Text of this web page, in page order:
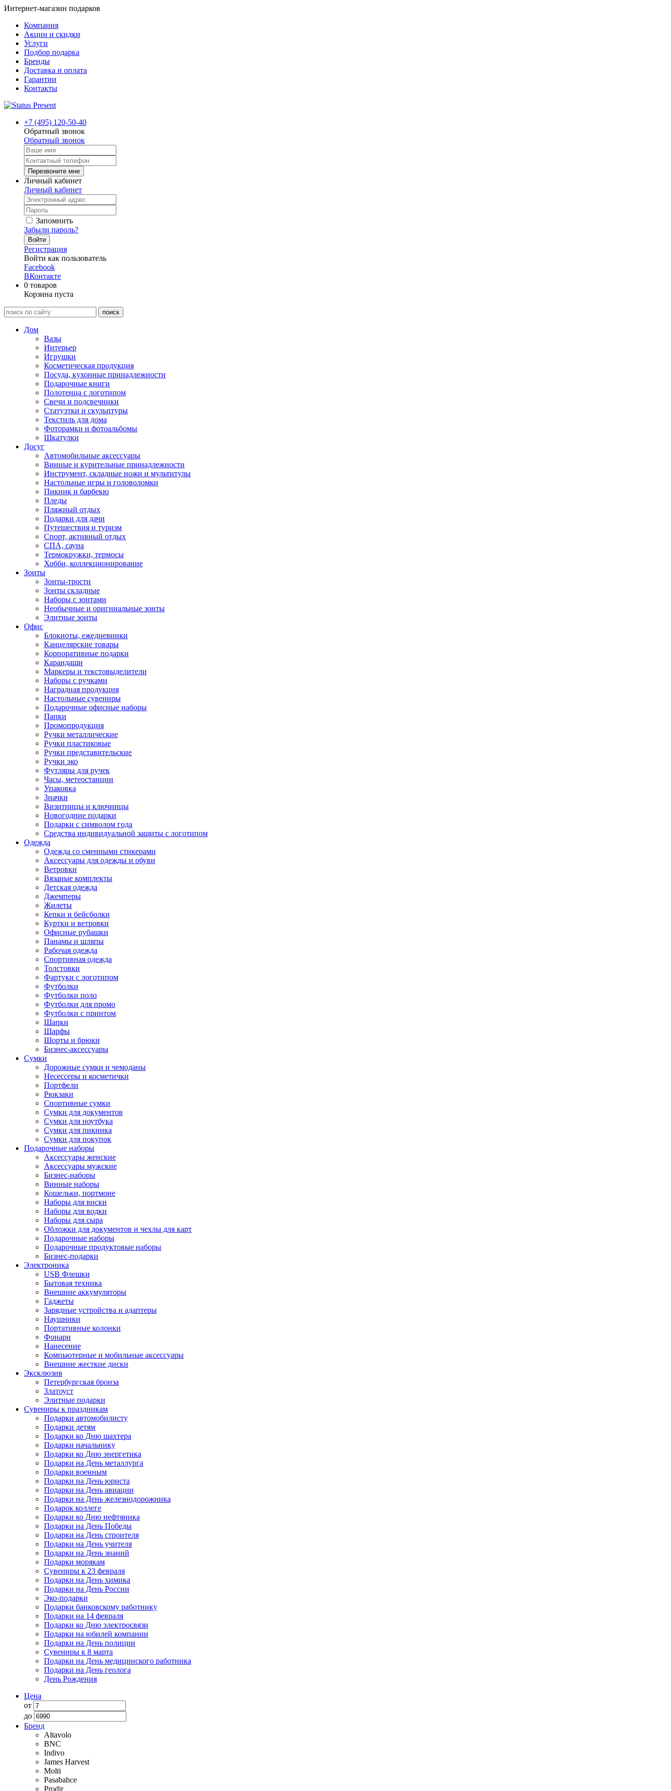
Интернет-магазин подарков
Компания
Акции и скидки
Услуги
Подбор подарка
Бренды
Доставка и оплата
Гарантии
Контакты
+7 (495) 120-50-40
Обратный звонок
Обратный звонок
Перезвоните мне
Личный кабинет
Личный кабинет
Запомнить
Забыли пароль?
Войти
Регистрация
Войти как пользователь
Facebook
ВКонтакте
0 товаров
Корзина пуста
Дом
Вазы
Интерьер
Игрушки
Косметическая продукция
Посуда, кухонные принадлежности
Подарочные книги
Полотенца с логотипом
Свечи и подсвечники
Статуэтки и скульптуры
Текстиль для дома
Фоторамки и фотоальбомы
Шкатулки
Досуг
Автомобильные аксессуары
Винные и курительные принадлежности
Инструмент, складные ножи и мультитулы
Настольные игры и головоломки
Пикник и барбекю
Пледы
Пляжный отдых
Подарки для дачи
Путешествия и туризм
Спорт, активный отдых
СПА, сауна
Термокружки, термосы
Хобби, коллекционирование
Зонты
Зонты-трости
Зонты складные
Наборы с зонтами
Необычные и оригинальные зонты
Элитные зонты
Офис
Блокноты, ежедневники
Канцелярские товары
Корпоративные подарки
Карандаши
Маркеры и текстовыделители
Наборы с ручками
Наградная продукция
Настольные сувениры
Подарочные офисные наборы
Папки
Промопродукция
Ручки металлические
Ручки пластиковые
Ручки представительские
Ручки эко
Футляры для ручек
Часы, метеостанции
Упаковка
Значки
Визитницы и ключницы
Новогодние подарки
Подарки с символом года
Средства индивидуальной защиты с логотипом
Одежда
Одежда со сменными стикерами
Аксессуары для одежды и обуви
Ветровки
Вязаные комплекты
Детская одежда
Джемперы
Жилеты
Кепки и бейсболки
Куртки и ветровки
Офисные рубашки
Панамы и шляпы
Рабочая одежда
Спортивная одежда
Толстовки
Фартуки с логотипом
Футболки
Футболки поло
Футболки для промо
Футболки с принтом
Шапки
Шарфы
Шорты и брюки
Бизнес-аксессуары
Сумки
Дорожные сумки и чемоданы
Несессеры и косметички
Портфели
Рюкзаки
Спортивные сумки
Сумки для документов
Сумки для ноутбука
Сумки для пикника
Сумки для покупок
Подарочные наборы
Аксессуары женские
Аксессуары мужские
Бизнес-наборы
Винные наборы
Кошельки, портмоне
Наборы для виски
Наборы для водки
Наборы для сыра
Обложки для документов и чехлы для карт
Подарочные наборы
Подарочные продуктовые наборы
Бизнес-подарки
Электроника
USB Флешки
Бытовая техника
Внешние аккумуляторы
Гаджеты
Зарядные устройства и адаптеры
Наушники
Портативные колонки
Фонари
Нанесение
Компьютерные и мобильные аксессуары
Внешние жесткие диски
Эксклюзив
Петербургская бронза
Златоуст
Элитные подарки
Сувениры к праздникам
Подарки автомобилисту
Подарки детям
Подарки ко Дню шахтера
Подарки начальнику
Подарки ко Дню энергетика
Подарки на День металлурга
Подарки военным
Подарки на День юриста
Подарки на День авиации
Подарки на День железнодорожника
Подарок коллеге
Подарки ко Дню нефтяника
Подарки на День Победы
Подарки на День строителя
Подарки на День учителя
Подарки на День знаний
Подарки морякам
Сувениры к 23 февраля
Подарки на День химика
Подарки на День России
Эко-подарки
Подарки банковскому работнику
Подарки на 14 февраля
Подарки ко Дню электросвязи
Подарки на юбилей компании
Подарки на День полиции
Сувениры к 8 марта
Подарки на День медицинского работника
Подарки на День геолога
День Рождения
Цена
от
до
Бренд
Altavolo
BNC
Indivo
James Harvest
Molti
Pasabahce
Prodir